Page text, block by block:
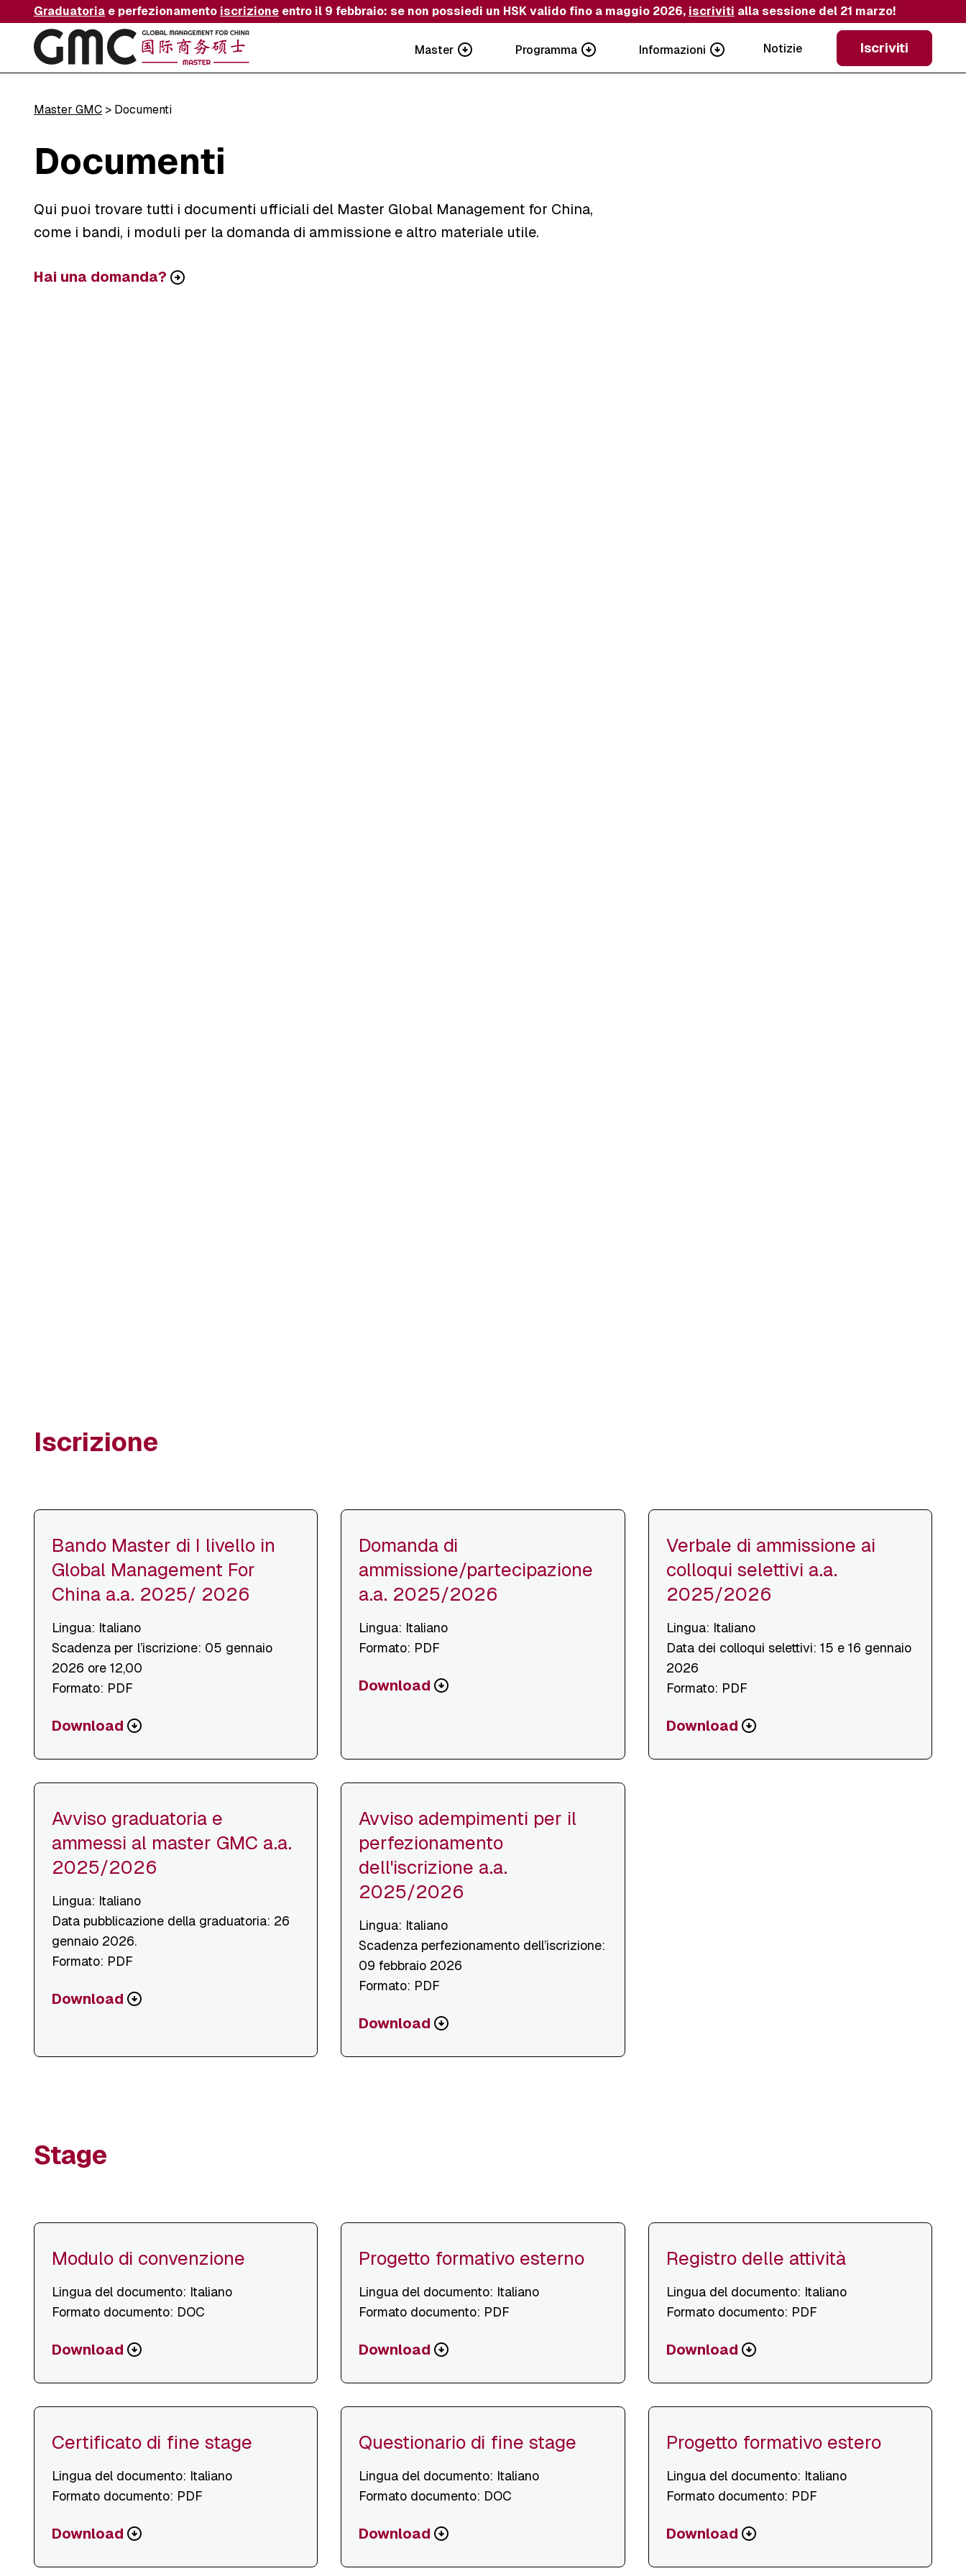
Graduatoria e perfezionamento iscrizione entro il 9 febbraio: se non possiedi un HSK valido fino a maggio 2026, iscriviti alla sessione del 21 marzo!
Master Programma Informazioni Notizie Iscriviti
Master GMC > Documenti
Documenti
Qui puoi trovare tutti i documenti ufficiali del Master Global Management for China,
come i bandi, i moduli per la domanda di ammissione e altro materiale utile.
Hai una domanda?
Iscrizione
Bando Master di I livello in
Global Management For
China a.a. 2025/ 2026
Lingua: Italiano
Scadenza per l’iscrizione: 05 gennaio
2026 ore 12,00
Formato: PDF
Download Scarica
visualizza
file
Domanda di
ammissione/partecipazione
a.a. 2025/2026
Lingua: Italiano
Formato: PDF
Download Scarica
Verbale di ammissione ai
colloqui selettivi a.a.
2025/2026
Lingua: Italiano
Data dei colloqui selettivi: 15 e 16 gennaio
2026
Formato: PDF
DownloadScarica
visualizza
Avviso graduatoria e
ammessi al master GMC a.a.
2025/2026
Lingua: Italiano
Data pubblicazione della graduatoria: 26
gennaio 2026.
Formato: PDF
Download Scarica
file
Avviso adempimenti per il
perfezionamento
dell'iscrizione a.a.
2025/2026
Lingua: Italiano
Scadenza perfezionamento dell’iscrizione:
09 febbraio 2026
Formato: PDF
Download Scarica
visualizza
Stage
Modulo di convenzione
Lingua del documento: Italiano
Formato documento: DOC
Download Scarica
visualizza
file
Progetto formativo esterno
Lingua del documento: Italiano
Formato documento: PDF
Download Scarica
visualizza
file
Registro delle attività
Lingua del documento: Italiano
Formato documento: PDF
DownloadScarica
visualizza
file
Certificato di fine stage
Lingua del documento: Italiano
Formato documento: PDF
Download Scarica
Questionario di fine stage
Lingua del documento: Italiano
Formato documento: DOC
Download Scarica
Progetto formativo estero
Lingua del documento: Italiano
Formato documento: PDF
DownloadScarica